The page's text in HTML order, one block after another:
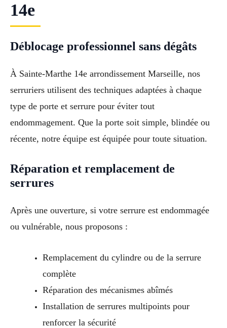
14e
Déblocage professionnel sans dégâts
À Sainte-Marthe 14e arrondissement Marseille, nos
serruriers utilisent des techniques adaptées à chaque
type de porte et serrure pour éviter tout
endommagement. Que la porte soit simple, blindée ou
récente, notre équipe est équipée pour toute situation.
Réparation et remplacement de
serrures
Après une ouverture, si votre serrure est endommagée
ou vulnérable, nous proposons :
Remplacement du cylindre ou de la serrure
complète
Réparation des mécanismes abîmés
Installation de serrures multipoints pour
renforcer la sécurité